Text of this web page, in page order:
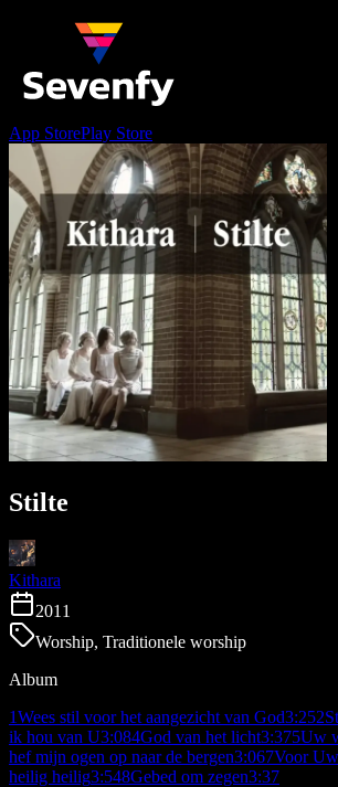
App StorePlay Store
Stilte
Kithara
2011
Worship, Traditionele worship
Album
1Wees stil voor het aangezicht van God3:252
ik hou van U3:084God van het licht3:375Uw
hef mijn ogen op naar de bergen3:067Voor
heilig heilig3:548Gebed om zegen3:37